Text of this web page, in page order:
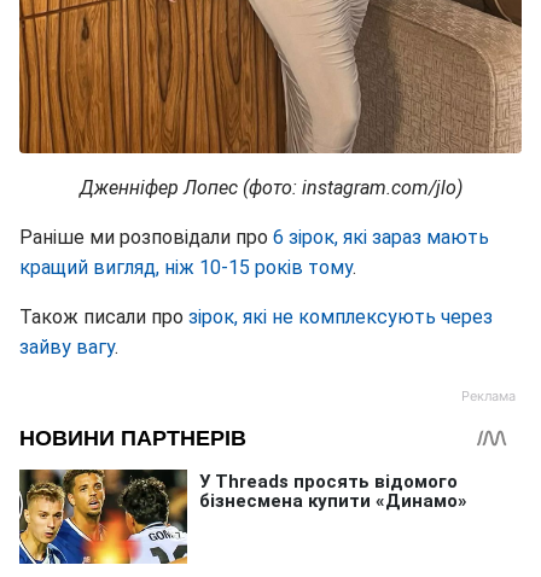
Дженніфер Лопес (фото: instagram.com/jlo​​​​​​​)
Раніше ми розповідали про 6 зірок, які зараз мають
кращий вигляд, ніж 10-15 років тому.
Також писали про зірок, які не комплексують через
зайву вагу.